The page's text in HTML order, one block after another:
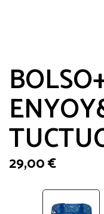
29,00€